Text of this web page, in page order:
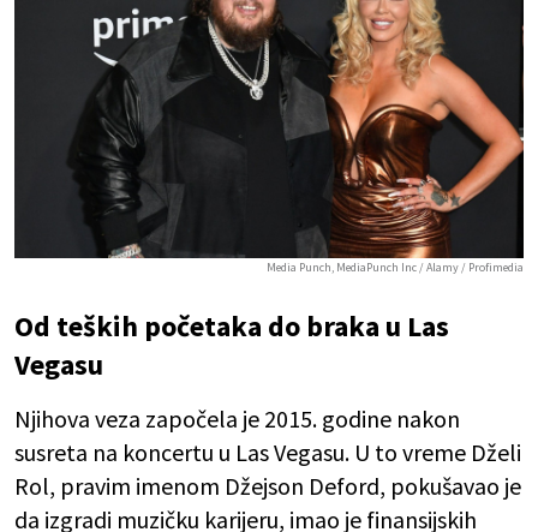
Media Punch, MediaPunch Inc / Alamy / Profimedia
Od teških početaka do braka u Las
Vegasu
Njihova veza započela je 2015. godine nakon
susreta na koncertu u Las Vegasu. U to vreme Dželi
Rol, pravim imenom Džejson Deford, pokušavao je
da izgradi muzičku karijeru, imao je finansijskih